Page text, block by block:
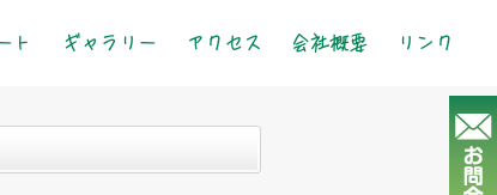
ト ギャラリー アクセス 会社概要 リンク